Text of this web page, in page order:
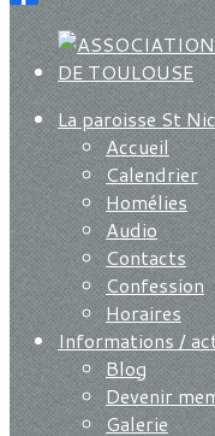
La paroisse St
Accueil
Calendrier
Homélies
Audio
Contacts
Confession
Horaires
Informations /
Blog
Devenir
Galerie